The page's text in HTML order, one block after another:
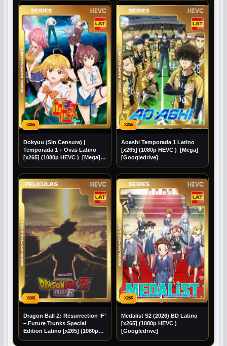
X265
Dokyuu (Sin Censura) |
Temporada 1 + Ovas Latino
[x265] (1080p HEVC ) [Mega]
X265
Aoashi Temporada 1 Latino
[x265] (1080p HEVC ) [Mega]
[Googledrive]
X265
Dragon Ball Z: Resurrection ‘F’
– Future Trunks Special
Edition Latino [x265] (1080p
X265
Medalist S2 (2026) BD Latino
[x265] (1080p HEVC )
[Googledrive]